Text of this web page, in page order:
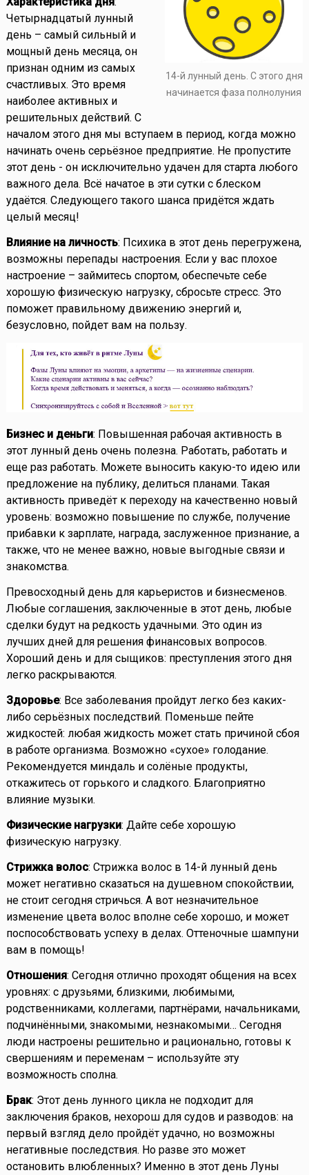
14-й лунный день. С этого дня
начинается фаза полнолуния
Четырнадцатый лунный
день – самый сильный и
мощный день месяца, он
признан одним из самых
счастливых. Это время
наиболее активных и
решительных действий. С
началом этого дня мы вступаем в период, когда можно
начинать очень серьёзное предприятие. Не пропустите
этот день - он исключительно удачен для старта любого
важного дела. Всё начатое в эти сутки с блеском
удаётся. Следующего такого шанса придётся ждать
целый месяц!
Влияние на личность: Психика в этот день перегружена,
возможны перепады настроения. Если у вас плохое
настроение – займитесь спортом, обеспечьте себе
хорошую физическую нагрузку, сбросьте стресс. Это
поможет правильному движению энергий и,
безусловно, пойдет вам на пользу.
Бизнес и деньги: Повышенная рабочая активность в
этот лунный день очень полезна. Работать, работать и
еще раз работать. Можете выносить какую-то идею или
предложение на публику, делиться планами. Такая
активность приведёт к переходу на качественно новый
уровень: возможно повышение по службе, получение
прибавки к зарплате, награда, заслуженное признание, а
также, что не менее важно, новые выгодные связи и
знакомства.
Превосходный день для карьеристов и бизнесменов.
Любые соглашения, заключенные в этот день, любые
сделки будут на редкость удачными. Это один из
лучших дней для решения финансовых вопросов.
Хороший день и для сыщиков: преступления этого дня
легко раскрываются.
Здоровье: Все заболевания пройдут легко без каких-
либо серьёзных последствий. Поменьше пейте
жидкостей: любая жидкость может стать причиной сбоя
в работе организма. Возможно «сухое» голодание.
Рекомендуется миндаль и солёные продукты,
откажитесь от горького и сладкого. Благоприятно
влияние музыки.
Физические нагрузки: Дайте себе хорошую
физическую нагрузку.
Стрижка волос: Стрижка волос в 14-й лунный день
может негативно сказаться на душевном спокойствии,
не стоит сегодня стричься. А вот незначительное
изменение цвета волос вполне себе хорошо, и может
поспособствовать успеху в делах. Оттеночные шампуни
вам в помощь!
Отношения: Сегодня отлично проходят общения на всех
уровнях: с друзьями, близкими, любимыми,
родственниками, коллегами, партнёрами, начальниками,
подчинёнными, знакомыми, незнакомыми… Сегодня
люди настроены решительно и рационально, готовы к
свершениям и переменам – используйте эту
возможность сполна.
Брак: Этот день лунного цикла не подходит для
заключения браков, нехорош для судов и разводов: на
первый взгляд дело пройдёт удачно, но возможны
негативные последствия. Но разве это может
остановить влюбленных? Именно в этот день Луны